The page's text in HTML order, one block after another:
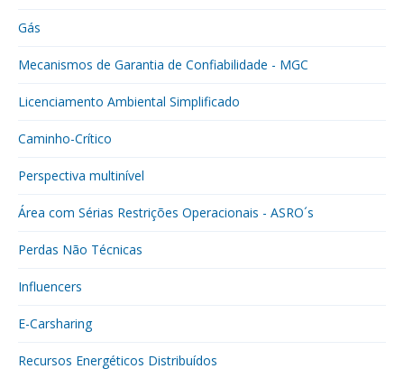
Gás
Mecanismos de Garantia de Confiabilidade - MGC
Licenciamento Ambiental Simplificado
Caminho-Crítico
Perspectiva multinível
Área com Sérias Restrições Operacionais - ASRO´s
Perdas Não Técnicas
Influencers
E-Carsharing
Recursos Energéticos Distribuídos